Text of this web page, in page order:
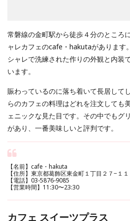
常磐線の金町駅から徒歩４分のところ
ャレカフェのcafe・hakutaがあります
シャレで洗練された作りの外観と内装
います。
賑わっているのに落ち着いて長居して
らのカフェの料理はどれを注文しても
ェニックな見た目です。その中でもグ
があり、一番美味しいと評判です。
【名前】cafe・hakuta
【住所】東京都葛飾区東金町１丁目２７−１１
【電話】03-5876-9085
【営業時間】11:30〜23:30
カフェ スイーツプラス